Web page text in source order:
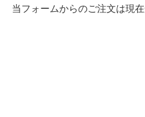
当フォームからのご注文は現